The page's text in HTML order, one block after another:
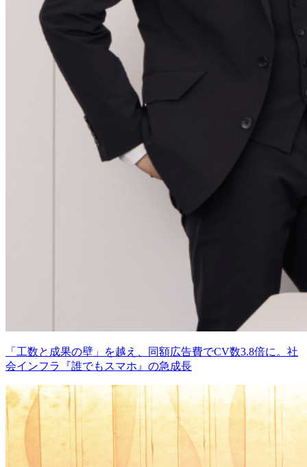
「工数と成果の壁」を越え、同額広告費でCV数3.8倍に。社
会インフラ『誰でもスマホ』の急成長